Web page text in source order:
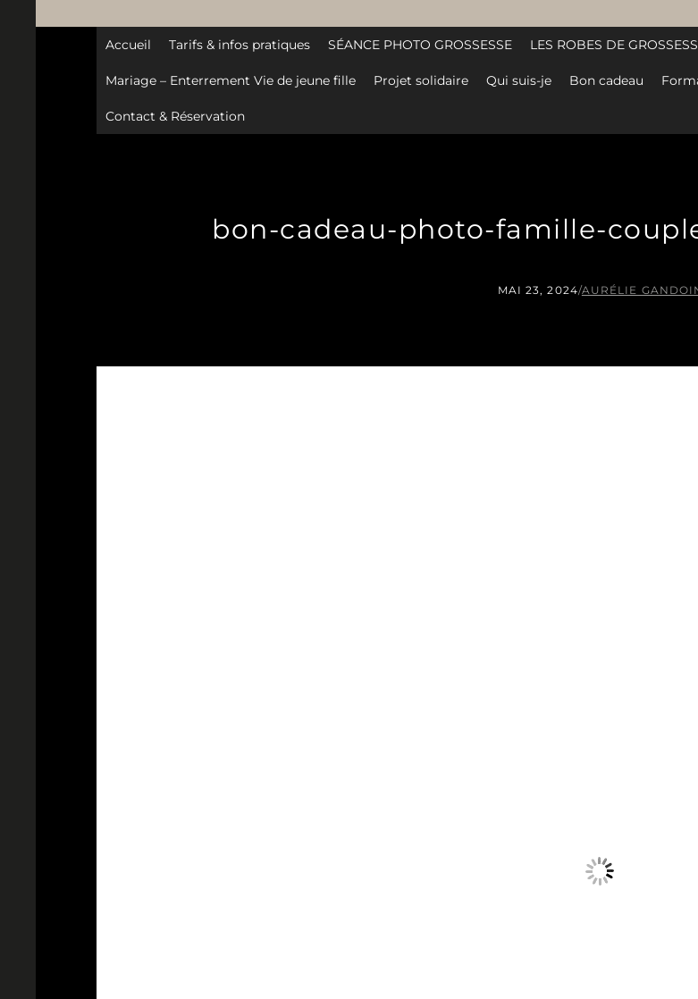
Accueil Tarifs & infos pratiques SÉANCE PHOTO GROSSESSE LES ROBES DE
Mariage – Enterrement Vie de jeune fille Projet solidaire Qui suis-je Bon cadeau
Contact & Réservation
bon-cadeau-photo-famille-
MAI 23, 2024/AURÉLIE